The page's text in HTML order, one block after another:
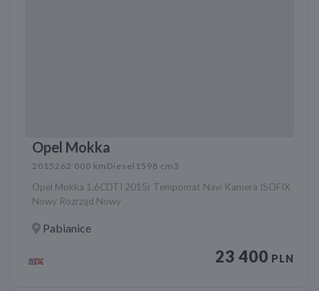
Opel Mokka
2015262 000 km Diesel 1598 cm3
Opel Mokka 1.6CDTI 2015r Tempomat Navi Kamera ISOFIX
Nowy Rozrząd Nowy
Pabianice
23 400 PLN